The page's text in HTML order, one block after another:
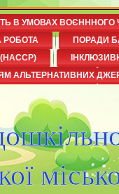
В УМОВАХ ВОЄНННОГО
РОБОТА
ПОРАДИ
АЛЬТЕРНАТИВНИХ